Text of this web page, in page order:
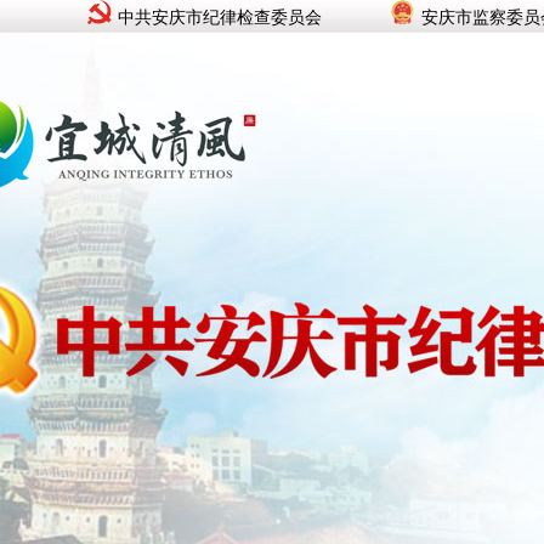
中共安庆市纪律检查委员会 安庆市监察委